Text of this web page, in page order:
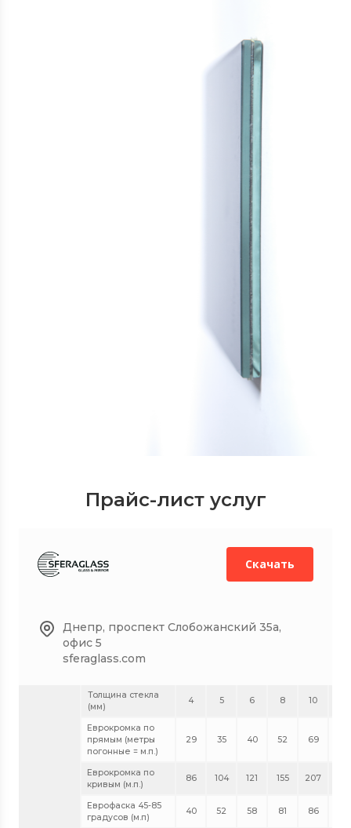
Прайс-лист услуг
Скачать
Днепр, проспект Слобожанский 35а,
офис 5
sferaglass.com
Толщина стекла
(мм)
4 5 6 8 10
Еврокромка по
прямым (метры
погонные = м.п.)
29 35 40 52 69
Еврокромка по
кривым (м.п.)
86 104 121 155 207
Еврофаска 45-85
градусов (м.п)
40 52 58 81 86